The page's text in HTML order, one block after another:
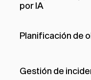
por IA
Planificación de
Gestión de